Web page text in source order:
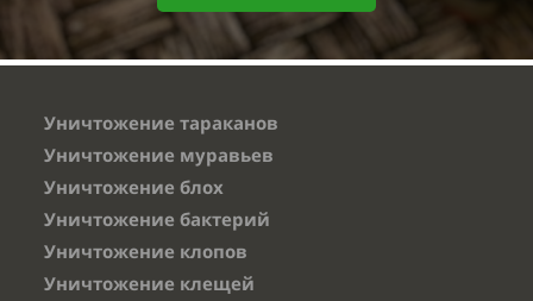
Уничтожение тараканов
Уничтожение муравьев
Уничтожение блох
Уничтожение бактерий
Уничтожение клопов
Уничтожение клещей